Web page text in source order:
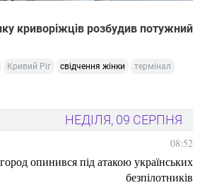
криворіжців розбудив потужний
Кривий Ріг свідчення жінки термінал
НЕДІЛЯ, 09 СЕРПНЯ
08:52
опинився під атакою українських
безпілотників